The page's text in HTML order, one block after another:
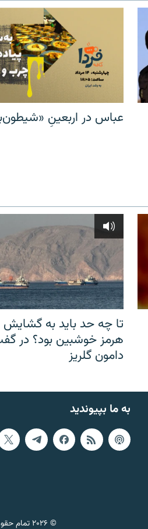
عباس در اربعینِ
تا چه حد باید به گشایش
هرمز خوشبین بود؟ در
دامون گلریز
به ما بپیوندید
© ۲۰۲۶ تمام حقوق این وب‌سایت، بر اساس مقررات کپی‌رایت، برای رادیو فردا محفوظ است.